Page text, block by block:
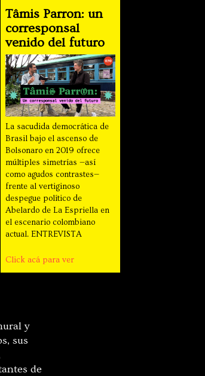
Tâmis Parron: un
corresponsal
venido del futuro
La sacudida democrática de
Brasil bajo el ascenso de
Bolsonaro en 2019 ofrece
múltiples simetrías —así
como agudos contrastes—
frente al vertiginoso
despegue político de
Abelardo de La Espriella en
el escenario colombiano
actual. ENTREVISTA
Click acá para ver
y
sus
de